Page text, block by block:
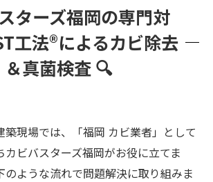
ターズ福岡の専門対
工法®によるカビ除去
＆真菌検査 🔍
築現場では、「福岡 カビ業者」として
カビバスターズ福岡がお役に立てま
のような流れで問題解決に取り組みま